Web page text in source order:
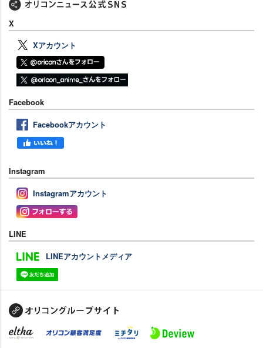
X
Xアカウント
Facebook
Facebookアカウント
Instagram
Instagramアカウント
LINE
LINEアカウントメディア